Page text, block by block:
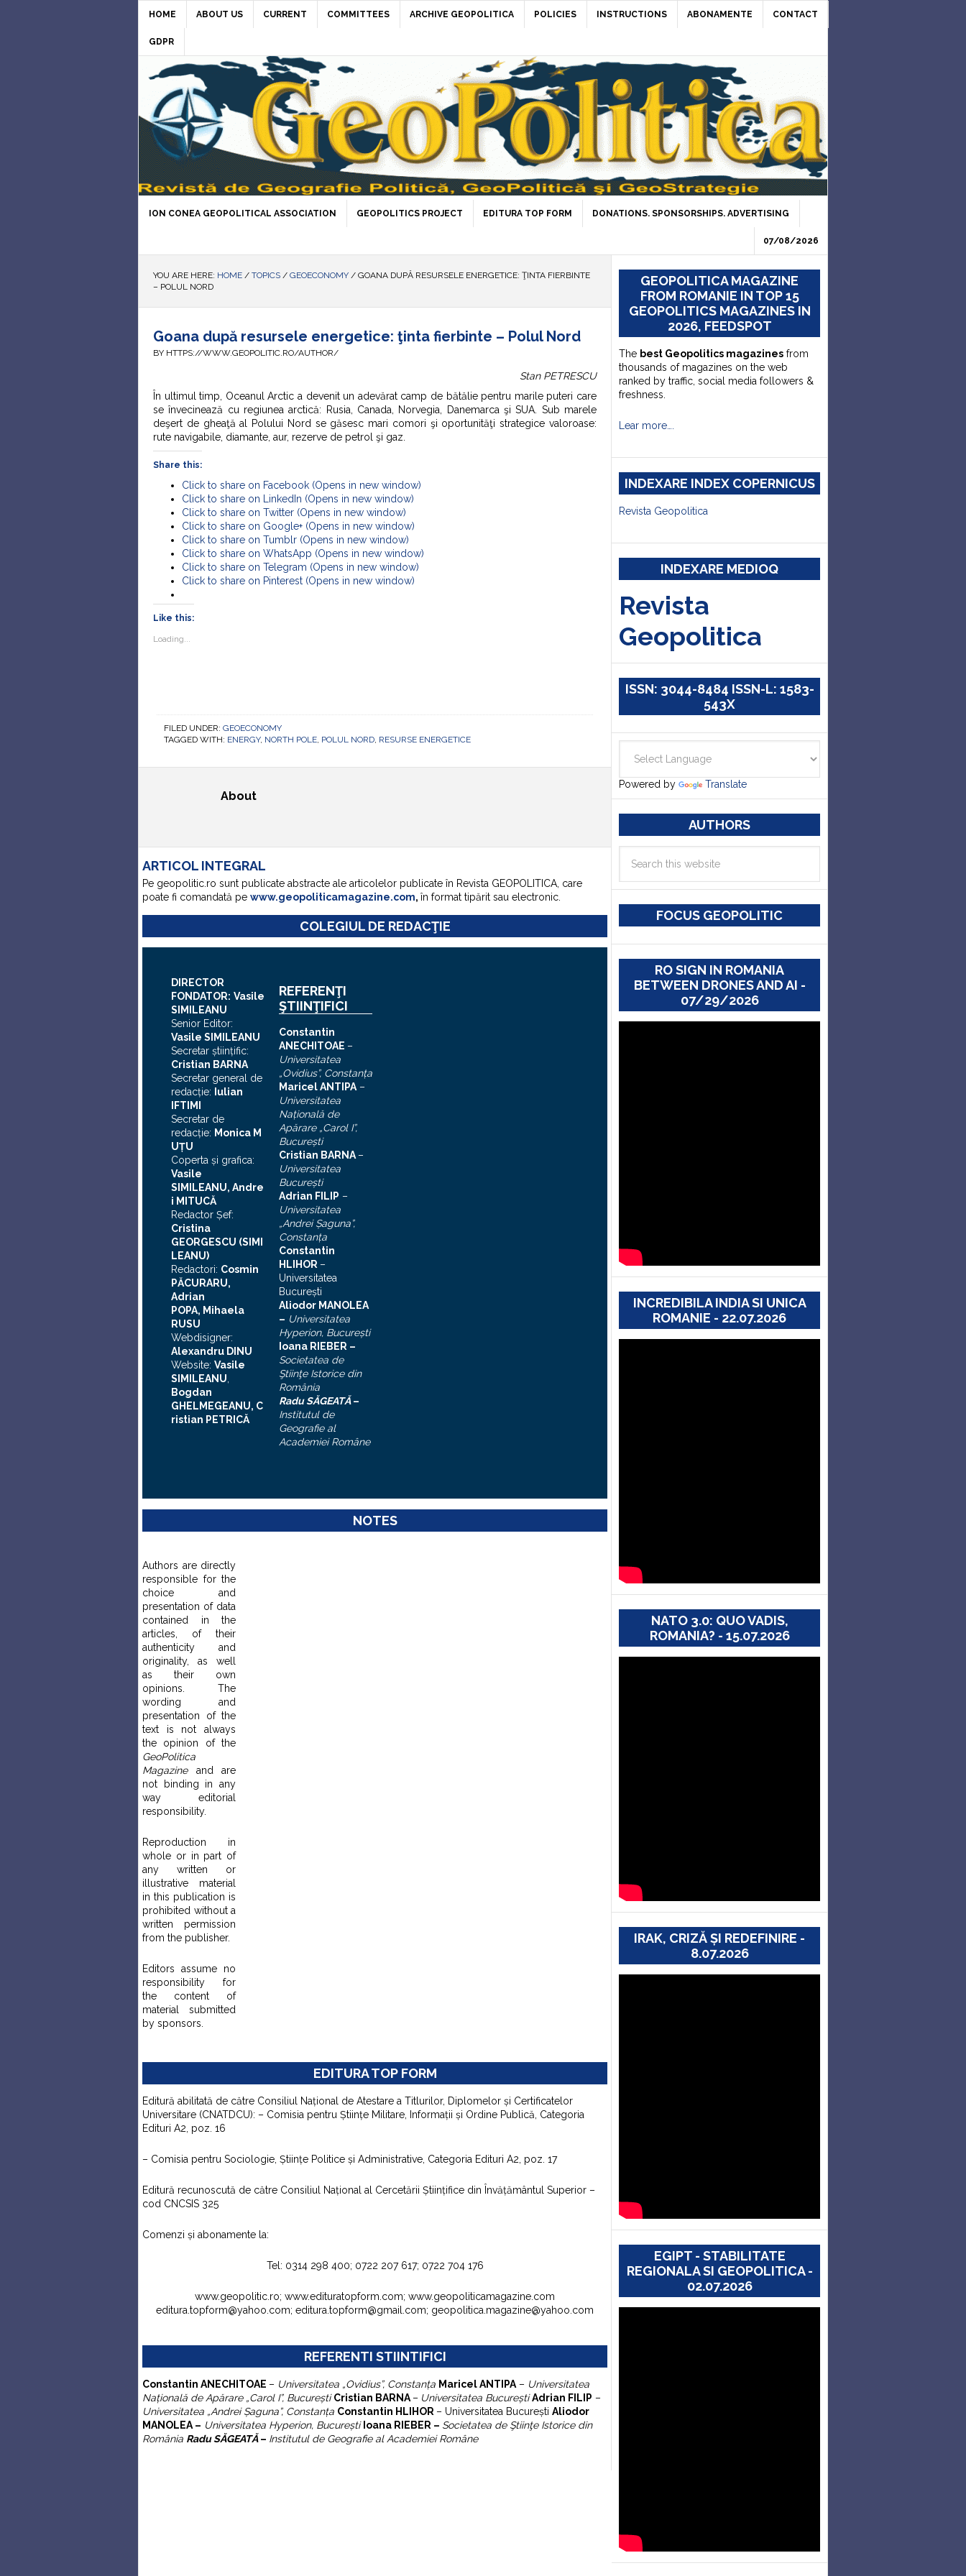
HOME ABOUT US CURRENT COMMITTEES ARCHIVE GEOPOLITICA POLICIES INSTRUCTIONS ABONAMENTE CONTACT
GDPR
ION CONEA GEOPOLITICAL ASSOCIATION GEOPOLITICS PROJECT EDITURA TOP FORM DONATIONS. SPONSORSHIPS. ADVERTISING
07/08/2026
YOU ARE HERE: HOME / TOPICS / GEOECONOMY / GOANA DUPĂ RESURSELE ENERGETICE: ŢINTA FIERBINTE
– POLUL NORD
Goana după resursele energetice: ţinta fierbinte – Polul Nord
BY HTTPS://WWW.GEOPOLITIC.RO/AUTHOR/
Stan PETRESCU
În ultimul timp, Oceanul Arctic a devenit un adevărat camp de bătălie pentru marile puteri care
se învecinează cu regiunea arctică: Rusia, Canada, Norvegia, Danemarca şi SUA. Sub marele
deşert de gheaţă al Polului Nord se găsesc mari comori şi oportunităţi strategice valoroase:
rute navigabile, diamante, aur, rezerve de petrol şi gaz.
Share this:
Click to share on Facebook (Opens in new window)
Click to share on LinkedIn (Opens in new window)
Click to share on Twitter (Opens in new window)
Click to share on Google+ (Opens in new window)
Click to share on Tumblr (Opens in new window)
Click to share on WhatsApp (Opens in new window)
Click to share on Telegram (Opens in new window)
Click to share on Pinterest (Opens in new window)
Like this:
Loading...
FILED UNDER: GEOECONOMY
TAGGED WITH: ENERGY, NORTH POLE, POLUL NORD, RESURSE ENERGETICE
About
ARTICOL INTEGRAL
Pe geopolitic.ro sunt publicate abstracte ale articolelor publicate în Revista GEOPOLITICA, care
poate fi comandată pe www.geopoliticamagazine.com, în format tipărit sau electronic.
COLEGIUL DE REDACŢIE
DIRECTOR
FONDATOR: Vasile
SIMILEANU
Senior Editor:
Vasile SIMILEANU
Secretar ştiinţific:
Cristian BARNA
Secretar general de
redacţie:
Iulian
FTIMI
Secretar de
redacţie: Monica M
UȚU
Coperta şi grafica:
Vasile
SIMILEANU, Andre
i MITUCĂ
Redactor Şef:
Cristina
GEORGESCU (SIMI
LEANU)
Redactori: Cosmin
PĂCURARU,
Adrian
POPA, Mihaela
RUSU
Webdisigner:
Alexandru DINU
Website: Vasile
SIMILEANU
Bogdan
GHELMEGEANU, C
ristian PETRICĂ
REFERENŢI
ŞTIINŢIFICI
Constantin
ANECHITOAE –
Universitatea
„Ovidius”, Constanţa
Maricel ANTIPA –
Universitatea
Naţională de
Apărare „Carol I”,
Bucureşti
Cristian BARNA –
Universitatea
Bucureşti
Adrian FILIP –
Universitatea
„AndreiŞaguna”,
Constanţa
Constantin
HLIHOR –
Universitatea
Bucureşti
Aliodor MANOLEA
– Universitatea
Hyperion, Bucureşti
Ioana RIEBER –
Societatea de
Ştiinţe Istorice din
România
Radu SĂGEATĂ–
Institutul de
Geografie al
Academiei Române
NOTES
Authors are directly
responsible for the
choice and
presentation of data
contained in the
articles, of their
authenticity and
originality, as well
as their own
opinions. The
wording and
presentation of the
text is not always
the opinion of the
GeoPolitica
Magazineand are
not binding in any
way editorial
responsibility.
Reproduction in
whole or in part of
any written or
illustrative material
in this publication is
prohibited without a
written permission
from the publisher.
Editors assume no
responsibility for
the content of
material submitted
by sponsors.
EDITURA TOP FORM
Editură abilitată de către Consiliul Naţional de Atestare a Titlurilor, Diplomelor şi Certificatelor
Universitare (CNATDCU): – Comisia pentru Ştiinţe Militare, Informaţii şi Ordine Publică, Categoria
Edituri A2, poz. 16
– Comisia pentru Sociologie, Ştiinţe Politice şi Administrative, Categoria Edituri A2, poz. 17
Editură recunoscută de către Consiliul Naţional al Cercetării Ştiinţifice din Învăţământul Superior –
cod CNCSIS 325
Comenzi şi abonamente la:
Tel: 0314 298 400; 0722 207 617; 0722 704 176
www.geopolitic.ro; www.edituratopform.com; www.geopoliticamagazine.com
editura.topform@yahoo.com; editura.topform@gmail.com; geopolitica.magazine@yahoo.com
REFERENTI STIINTIFICI
Constantin ANECHITOAE – Universitatea „Ovidius”, Constanţa Maricel ANTIPA – Universitatea
Naţională de Apărare „Carol I”, BucureştiCristian BARNA – Universitatea BucureştiAdrian FILIP –
Universitatea „AndreiŞaguna”, Constanţa Constantin HLIHOR – Universitatea Bucureşti Aliodor
MANOLEA – Universitatea Hyperion, Bucureşti Ioana RIEBER – Societatea de Ştiinţe Istorice din
România Radu SĂGEATĂ– Institutul de Geografie al Academiei Române
GEOPOLITICA MAGAZINE
FROM ROMANIE IN TOP 15
GEOPOLITICS MAGAZINES IN
2026, FEEDSPOT
The best Geopolitics magazines from
thousands of magazines on the web
ranked by traffic, social media followers &
freshness.
Lear more….
INDEXARE INDEX COPERNICUS
Revista Geopolitica
INDEXARE MEDIOQ
Revista
Geopolitica
ISSN: 3044-8484 ISSN-L: 1583-
543X
Powered by Translate
AUTHORS
FOCUS GEOPOLITIC
RO SIGN IN ROMANIA
BETWEEN DRONES AND AI -
07/29/2026
INCREDIBILA INDIA SI UNICA
ROMANIE - 22.07.2026
NATO 3.0: QUO VADIS,
ROMANIA? - 15.07.2026
IRAK, CRIZĂ ȘI REDEFINIRE -
8.07.2026
EGIPT - STABILITATE
REGIONALA SI GEOPOLITICA -
02.07.2026